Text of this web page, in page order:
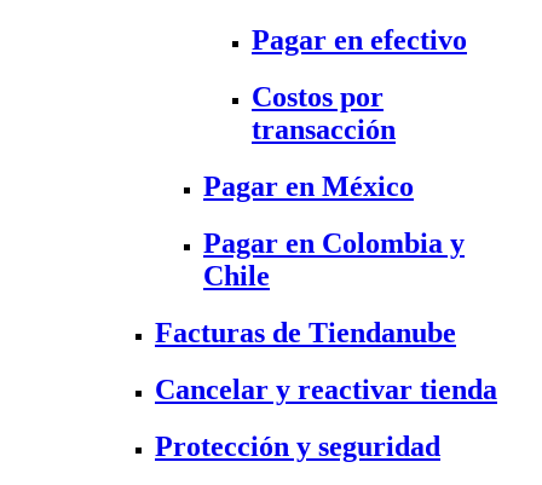
Pagar en efectivo
Costos por
transacción
Pagar en México
Pagar en Colombia y
Chile
Facturas de Tiendanube
Cancelar y reactivar tienda
Protección y seguridad